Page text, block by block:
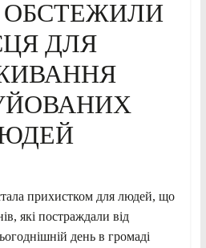
ОБСТЕЖИЛИ
ДЛЯ
прихистком для людей, що
які постраждали від
день в громаді